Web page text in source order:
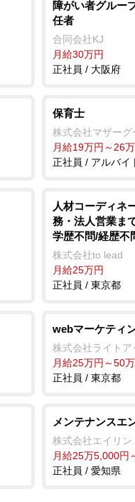
障がい者グルー
任者
合同会社KJ
月給30万円
正社員 / 大阪府
保育士
株式会社マザーグ
月給19万円～26
正社員 / アルバイ
人材コーディネ
務・法人営業ま
学歴不問/経歴不
株式会社to lead
月給25万円
正社員 / 東京都
webマーケティ
株式会社ライトア
月給25万円～50
正社員 / 東京都
メンテナンスエ
株式会社エイリン
月給25万5,000円
正社員 / 愛知県